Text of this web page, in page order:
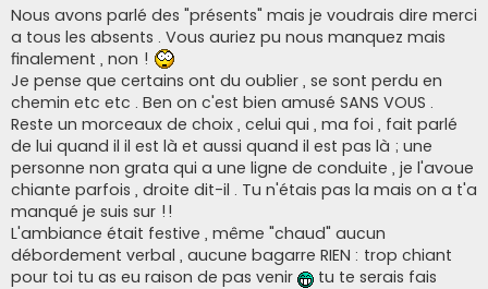
g
e
Nous avons parlé des "présents" mais je voudrais dire merci
a tous les absents . Vous auriez pu nous manquez mais
finalement , non !
Je pense que certains ont du oublier , se sont perdu en
chemin etc etc . Ben on c'est bien amusé SANS VOUS .
Reste un morceaux de choix , celui qui , ma foi , fait parlé
de lui quand il il est là et aussi quand il est pas là ; une
personne non grata qui a une ligne de conduite , je l'avoue
chiante parfois , droite dit-il . Tu n'étais pas la mais on a t'a
manqué je suis sur !!
L'ambiance était festive , même "chaud" aucun
débordement verbal , aucune bagarre RIEN : trop chiant
pour toi tu as eu raison de pas venir
tu te serais fais